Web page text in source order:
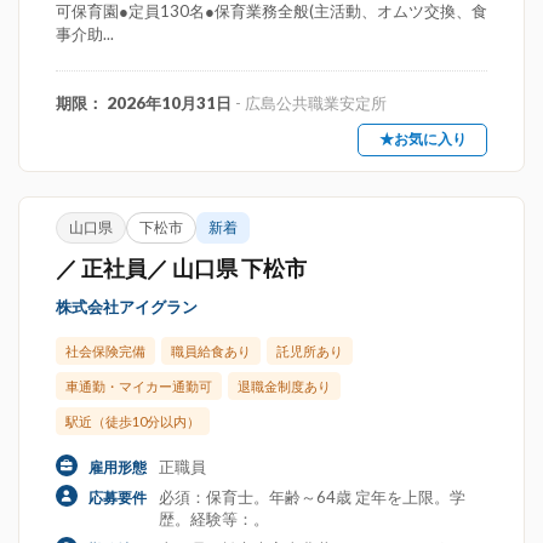
可保育園●定員130名●保育業務全般(主活動、オムツ交換、食
事介助...
期限： 2026年10月31日 - 広島公共職業安定所
★お気に入り
山口県 下松市 新着
／ 正社員／ 山口県 下松市
株式会社アイグラン
社会保険完備 職員給食あり 託児所あり
車通勤・マイカー通勤可 退職金制度あり
駅近（徒歩10分以内）
雇用形態 正職員
応募要件
必須：保育士。年齢～64歳 定年を上限。学
歴。経験等：。